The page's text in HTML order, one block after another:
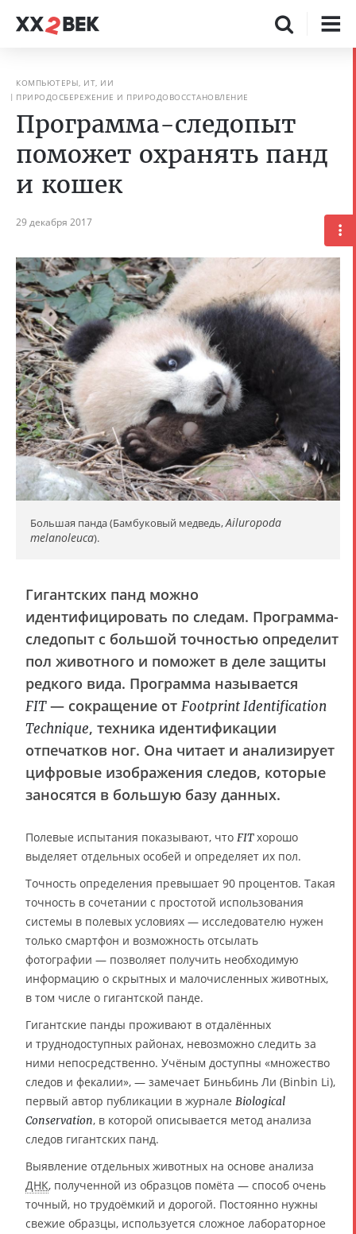
КОМПЬЮТЕРЫ, ИТ, ИИ
ПРИРОДОСБЕРЕЖЕНИЕ И ПРИРОДОВОССТАНОВЛЕНИЕ
Программа-следопыт
поможет охранять панд
и кошек
29 декабря 2017
Большая панда (Бамбуковый медведь,Ailuropoda
melanoleuca).
Гигантских панд можно
идентифицировать по следам. Программа-
следопыт с большой точностью определит
пол животного и поможет в деле защиты
редкого вида. Программа называется
FIT— сокращение от Footprint Identification
Technique, техника идентификации
отпечатков ног. Она читает и анализирует
цифровые изображения следов, которые
заносятся в большую базу данных.
Полевые испытания показывают, что FITхорошо
выделяет отдельных особей и определяет их пол.
Точность определения превышает 90 процентов. Такая
точность в сочетании с простотой использования
системы в полевых условиях — исследователю нужен
только смартфон и возможность отсылать
фотографии — позволяет получить необходимую
информацию о скрытных и малочисленных животных,
в том числе о гигантской панде.
Гигантские панды проживают в отдалённых
и труднодоступных районах, невозможно следить за
ними непосредственно. Учёным доступны «множество
следов и фекалии», — замечает Биньбинь Ли (Binbin Li),
первый автор публикации в журнале Biological
Conservation, в которой описывается метод анализа
следов гигантских панд.
Выявление отдельных животных на основе анализа
ДНК, полученной из образцов помёта — способ очень
точный, но трудоёмкий и дорогой. Постоянно нужны
свежие образцы, используется сложное лабораторное